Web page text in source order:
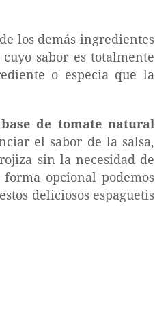
los demás ingredientes
sabor es totalmente
o especia que la
de tomate natural
el sabor de la salsa,
sin la necesidad de
opcional podemos
deliciosos espaguetis